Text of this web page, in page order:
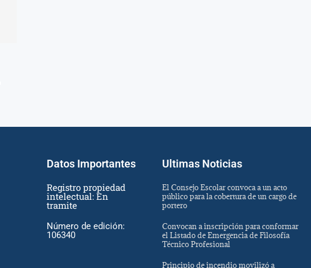
Datos Importantes
Registro propiedad
intelectual: En
tramite
Número de edición:
106340
Ultimas Noticias
El Consejo Escolar convoca a un acto
público para la cobertura de un cargo de
portero
Convocan a inscripción para conformar
el Listado de Emergencia de Filosofía
Técnico Profesional
Principio de incendio movilizó a